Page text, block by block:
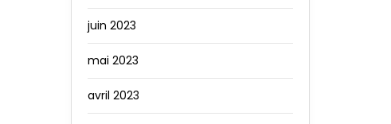
juin 2023
mai 2023
avril 2023